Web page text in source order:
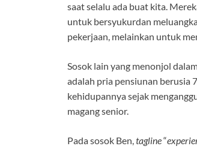
saat selalu ada buat kita.
untuk bersyukurdan
pekerjaan, melainkan untuk
Sosok lain yang menonjol
adalah pria pensiunan berusia
kehidupannya sejak
magang senior.
Pada sosok Ben,tagline“